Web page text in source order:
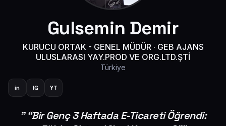
Gulsemin Demir
KURUCU ORTAK - GENEL MÜDÜR· GEB AJANS
ULUSLARASI YAY.PROD VE ORG.LTD.ŞTİ
Türkiye
in IG YT
"“Bir Genç 3 Haftada E-Ticareti Öğrendi: